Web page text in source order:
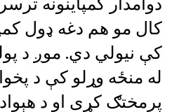
کال مو هم دغه ډول
کې نیولي دي. موږ د
له منځه وړلو کې د پخوا
پرمختګ کړی او د